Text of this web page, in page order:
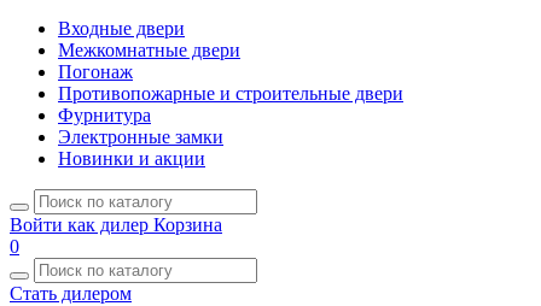
Входные двери
Межкомнатные двери
Погонаж
Противопожарные и строительные двери
Фурнитура
Электронные замки
Новинки и акции
Войти как дилер Корзина
0
Стать дилером